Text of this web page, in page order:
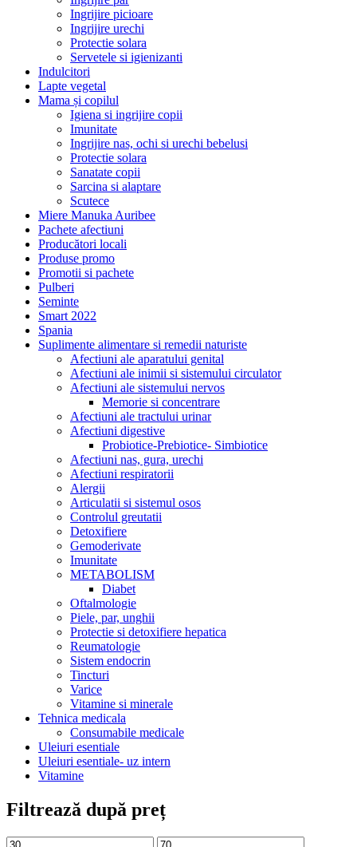
Ingrijire picioare
Ingrijire urechi
Protectie solara
Servetele si igienizanti
Indulcitori
Lapte vegetal
Mama și copilul
Igiena si ingrijire copii
Imunitate
Ingrijire nas, ochi si urechi bebelusi
Protectie solara
Sanatate copii
Sarcina si alaptare
Scutece
Miere Manuka Auribee
Pachete afectiuni
Producători locali
Produse promo
Promotii si pachete
Pulberi
Seminte
Smart 2022
Spania
Suplimente alimentare si remedii naturiste
Afectiuni ale aparatului genital
Afectiuni ale inimii si sistemului circulator
Afectiuni ale sistemului nervos
Memorie si concentrare
Afectiuni ale tractului urinar
Afectiuni digestive
Probiotice-Prebiotice- Simbiotice
Afectiuni nas, gura, urechi
Afectiuni respiratorii
Alergii
Articulatii si sistemul osos
Controlul greutatii
Detoxifiere
Gemoderivate
Imunitate
METABOLISM
Diabet
Oftalmologie
Piele, par, unghii
Protectie si detoxifiere hepatica
Reumatologie
Sistem endocrin
Tincturi
Varice
Vitamine si minerale
Tehnica medicala
Consumabile medicale
Uleiuri esentiale
Uleiuri esentiale- uz intern
Vitamine
Filtrează după preț
Preț
Preț